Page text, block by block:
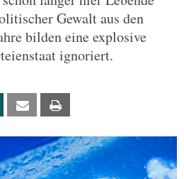
Gewalt aus den
bilden eine explosive
ignoriert.
Xing Email